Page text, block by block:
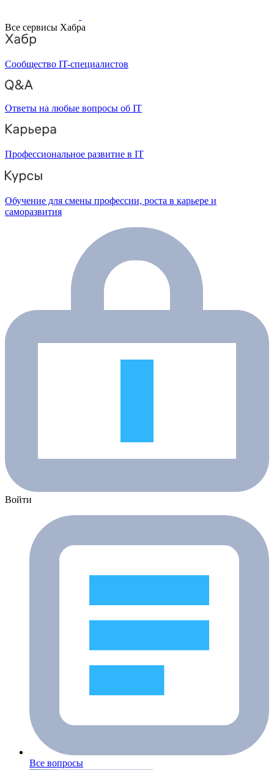
Все сервисы Хабра
Сообщество IT-специалистов
Ответы на любые вопросы об IT
Профессиональное развитие в IT
Обучение для смены профессии, роста в карьере и
саморазвития
Войти
Все вопросы